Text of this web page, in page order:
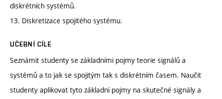
diskrétních systémů.
13. Diskretizace spojitého systému.
UČEBNÍ CÍLE
Seznámit studenty se základními pojmy teorie signálů a
systémů a to jak se spojitým tak s diskrétním časem. Naučit
studenty aplikovat tyto základní pojmy na skutečné signály a